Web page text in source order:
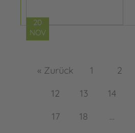
20
NOV
« Zurück 1 2
12
13 14
17
18 …